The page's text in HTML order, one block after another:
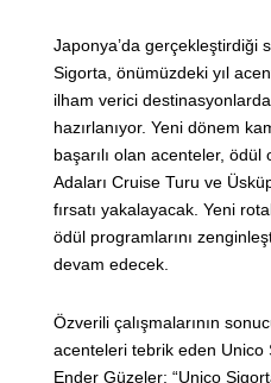
Japonya’da gerçekleştirdiği
Sigorta, önümüzdeki yıl
ilham verici
hazırlanıyor. Yeni dönem
başarılı olan acenteler,
Adaları Cruise Turu ve
fırsatı yakalayacak. Yeni
ödül programlarını
devam edecek.
Özverili çalışmalarının
acenteleri tebrik eden Unico
Ender Güzeler; “Unico